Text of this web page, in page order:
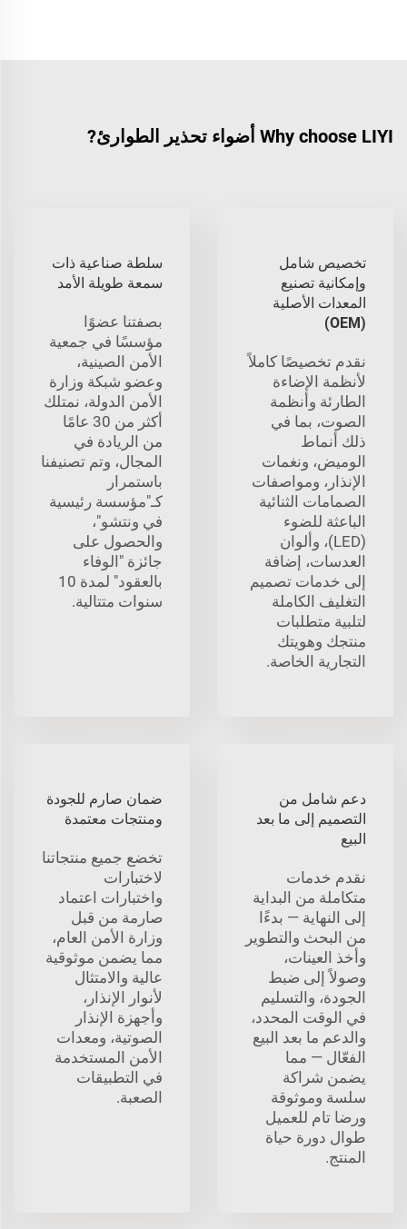
Why choose LIYI أضواء تحذير الطوارئ?
تخصيص شامل
وإمكانية تصنيع
المعدات الأصلية
(OEM)
نقدم تخصيصًا كاملاً
لأنظمة الإضاءة
الطارئة وأنظمة
الصوت، بما في
ذلك أنماط
الوميض، ونغمات
الإنذار، ومواصفات
الصمامات الثنائية
الباعثة للضوء
(LED)، وألوان
العدسات، إضافة
إلى خدمات تصميم
التغليف الكاملة
لتلبية متطلبات
منتجك وهويتك
التجارية الخاصة.
سلطة صناعية ذات
سمعة طويلة الأمد
بصفتنا عضوًا
مؤسسًا في جمعية
الأمن الصينية،
وعضو شبكة وزارة
الأمن الدولة، نمتلك
أكثر من 30 عامًا
من الريادة في
المجال، وتم تصنيفنا
باستمرار
كـ"مؤسسة رئيسية
في ونتشو"،
والحصول على
جائزة "الوفاء
بالعقود" لمدة 10
سنوات متتالية.
دعم شامل من
التصميم إلى ما بعد
البيع
نقدم خدمات
متكاملة من البداية
إلى النهاية — بدءًا
من البحث والتطوير
وأخذ العينات،
وصولاً إلى ضبط
الجودة، والتسليم
في الوقت المحدد،
والدعم ما بعد البيع
الفعّال — مما
يضمن شراكة
سلسة وموثوقة
ورضا تام للعميل
طوال دورة حياة
المنتج.
ضمان صارم للجودة
ومنتجات معتمدة
تخضع جميع منتجاتنا
لاختبارات
واختبارات اعتماد
صارمة من قبل
وزارة الأمن العام،
مما يضمن موثوقية
عالية والامتثال
لأنوار الإنذار،
وأجهزة الإنذار
الصوتية، ومعدات
الأمن المستخدمة
في التطبيقات
الصعبة.